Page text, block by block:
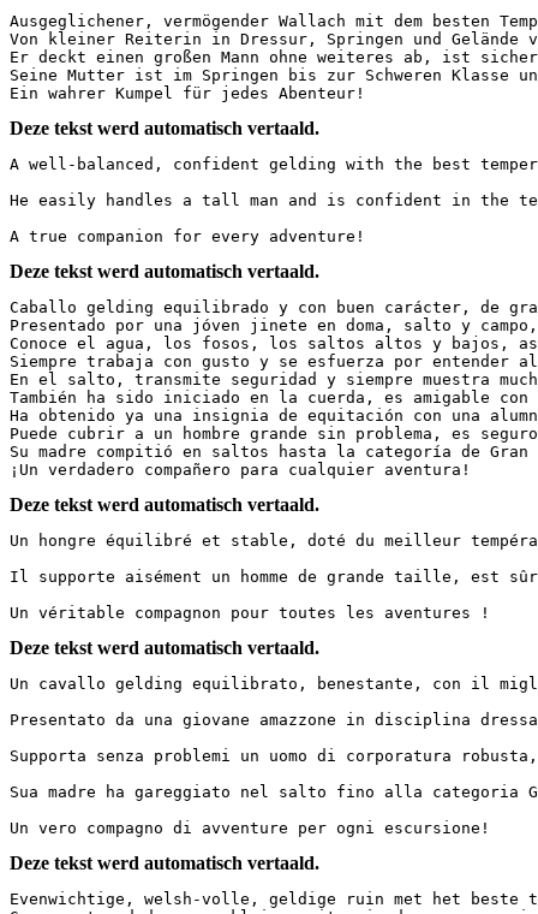
Ausgeglichener, vermögender Wallach mit dem besten
Von kleiner Reiterin in Dressur, Springen und
Er deckt einen großen Mann ohne weiteres ab, ist
Seine Mutter ist im Springen bis zur Schweren Klasse
Ein wahrer Kumpel für jedes Abenteur!
Deze tekst werd automatisch vertaald.
A well-balanced, confident gelding with the best
He easily handles a tall man and is confident in the
A true companion for every adventure!
Deze tekst werd automatisch vertaald.
Caballo gelding equilibrado y con buen carácter, de
Presentado por una jóven jinete en doma, salto y
Conoce el agua, los fosos, los saltos altos y bajos,
Siempre trabaja con gusto y se esfuerza por
En el salto, transmite seguridad y siempre muestra
También ha sido iniciado en la cuerda, es amigable
Ha obtenido ya una insignia de equitación con una
Puede cubrir a un hombre grande sin problema, es
Su madre compitió en saltos hasta la categoría de
¡Un verdadero compañero para cualquier aventura!
Deze tekst werd automatisch vertaald.
Un hongre équilibré et stable, doté du meilleur
Il supporte aisément un homme de grande taille, est
Un véritable compagnon pour toutes les aventures !
Deze tekst werd automatisch vertaald.
Un cavallo gelding equilibrato, benestante, con il
Presentato da una giovane amazzone in disciplina
Supporta senza problemi un uomo di corporatura
Sua madre ha gareggiato nel salto fino alla categoria
Un vero compagno di avventure per ogni escursione!
Deze tekst werd automatisch vertaald.
Evenwichtige, welsh-volle, geldige ruin met het